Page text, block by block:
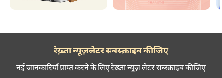
रेख़्ता न्यूज़लेटर सबस्क्राइब कीजिए
नई जानकारियाँ प्राप्त करने के लिए रेख़्ता न्यूज़ लेटर सब्स्क्राइब कीजिए